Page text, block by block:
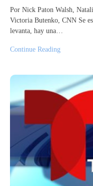
Por Nick Paton Walsh,
Victoria Butenko, CNN Se
levanta, hay una…
Continue Reading